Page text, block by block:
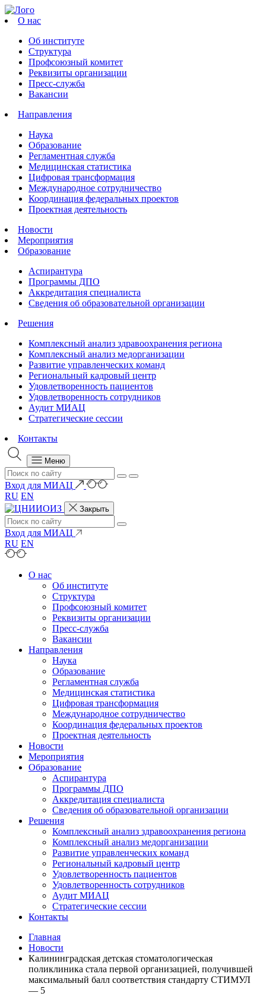
О нас
Об институте
Структура
Профсоюзный комитет
Реквизиты организации
Пресс-служба
Вакансии
Направления
Наука
Образование
Регламентная служба
Медицинская статистика
Цифровая трансформация
Международное сотрудничество
Координация федеральных проектов
Проектная деятельность
Новости
Мероприятия
Образование
Аспирантура
Программы ДПО
Аккредитация специалиста
Сведения об образовательной организации
Решения
Комплексный анализ здравоохранения региона
Комплексный анализ медорганизации
Развитие управленческих команд
Региональный кадровый центр
Удовлетворенность пациентов
Удовлетворенность сотрудников
Аудит МИАЦ
Стратегические сессии
Контакты
Меню
Вход для МИАЦ
RU EN
Закрыть
Вход для МИАЦ
RU EN
О нас
Об институте
Структура
Профсоюзный комитет
Реквизиты организации
Пресс-служба
Вакансии
Направления
Наука
Образование
Регламентная служба
Медицинская статистика
Цифровая трансформация
Международное сотрудничество
Координация федеральных проектов
Проектная деятельность
Новости
Мероприятия
Образование
Аспирантура
Программы ДПО
Аккредитация специалиста
Сведения об образовательной организации
Решения
Комплексный анализ здравоохранения региона
Комплексный анализ медорганизации
Развитие управленческих команд
Региональный кадровый центр
Удовлетворенность пациентов
Удовлетворенность сотрудников
Аудит МИАЦ
Стратегические сессии
Контакты
Главная
Новости
Калининградская детская стоматологическая
поликлиника стала первой организацией, получившей
максимальный балл соответствия стандарту СТИМУЛ
— 5